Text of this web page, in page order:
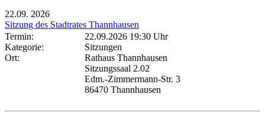
22.09. 2026
Sitzung des Stadtrates Thannhausen
Termin:
22.09.2026 19:30 Uhr
Kategorie:
Sitzungen
Ort:
Rathaus Thannhausen
Sitzungssaal 2.02
Edm.-Zimmermann-Str. 3
86470 Thannhausen